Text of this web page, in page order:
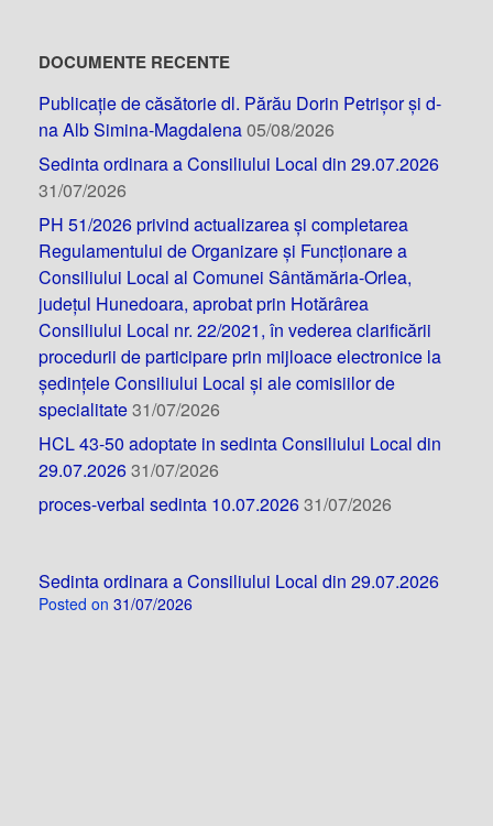
DOCUMENTE RECENTE
Publicație de căsătorie dl. Părău Dorin Petrișor și d-
na Alb Simina-Magdalena05/08/2026
Sedinta ordinara a Consiliului Local din 29.07.2026
31/07/2026
PH 51/2026 privind actualizarea și completarea
Regulamentului de Organizare și Funcționare a
Consiliului Local al Comunei Sântămăria-Orlea,
județul Hunedoara, aprobat prin Hotărârea
Consiliului Local nr. 22/2021, în vederea clarificării
procedurii de participare prin mijloace electronice la
ședințele Consiliului Local și ale comisiilor de
specialitate31/07/2026
HCL 43-50 adoptate in sedinta Consiliului Local din
29.07.202631/07/2026
proces-verbal sedinta 10.07.202631/07/2026
Sedinta ordinara a Consiliului Local din 29.07.2026
Posted on 31/07/2026